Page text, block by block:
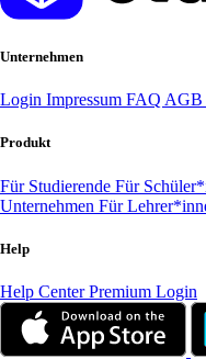
Unternehmen
Login Impressum FAQ AGB
Produkt
Für Studierende Für
Unternehmen Für
Help
Help CenterPremium Login